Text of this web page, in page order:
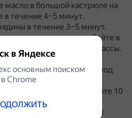
масло в большой кастрюле на
в течение 4–5 минут.
в течение 3–5 минут.
лук и перец, взбейте в
получения однородной массы.
говядины.
слабого, готовьте под
воду и креветки, тушите 10
дыни, тушите ещё 10
в Яндексе
основным поиском
в Сhrome